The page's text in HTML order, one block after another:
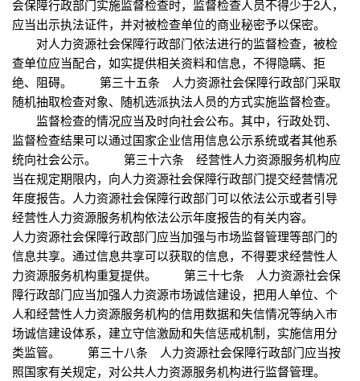
会保障行政部门实施监督检查时，监督检查人员不得少于2人，
应当出示执法证件，并对被检查单位的商业秘密予以保密。
对人力资源社会保障行政部门依法进行的监督检查，被检
查单位应当配合，如实提供相关资料和信息，不得隐瞒、拒
绝、阻碍。 第三十五条 人力资源社会保障行政部门采取
随机抽取检查对象、随机选派执法人员的方式实施监督检查。
监督检查的情况应当及时向社会公布。其中，行政处罚、
监督检查结果可以通过国家企业信用信息公示系统或者其他系
统向社会公示。 第三十六条 经营性人力资源服务机构应
当在规定期限内，向人力资源社会保障行政部门提交经营情况
年度报告。人力资源社会保障行政部门可以依法公示或者引导
经营性人力资源服务机构依法公示年度报告的有关内容。
人力资源社会保障行政部门应当加强与市场监督管理等部门的
信息共享。通过信息共享可以获取的信息，不得要求经营性人
力资源服务机构重复提供。 第三十七条 人力资源社会保
障行政部门应当加强人力资源市场诚信建设，把用人单位、个
人和经营性人力资源服务机构的信用数据和失信情况等纳入市
场诚信建设体系，建立守信激励和失信惩戒机制，实施信用分
类监管。 第三十八条 人力资源社会保障行政部门应当按
照国家有关规定，对公共人力资源服务机构进行监督管理。